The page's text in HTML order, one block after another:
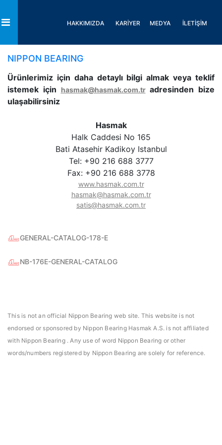
HAKKIMIZDA KARİYER MEDYA İLETİŞİM
NIPPON BEARING
Ürünlerimiz için daha detaylı bilgi almak veya teklif
istemek için
hasmak@hasmak.com.tradresinden bize
ulaşabilirsiniz
Hasmak
Halk Caddesi No 165
Bati Atasehir Kadikoy Istanbul
Tel: +90 216 688 3777
Fax: +90 216 688 3778
www.hasmak.com.tr
hasmak@hasmak.com.tr
satis@hasmak.com.tr
GENERAL-CATALOG-178-E
NB-176E-GENERAL-CATALOG
This is not an official Nippon Bearing web site. This website is not
endorsed or sponsored by Nippon Bearing Hasmak A.S. is not affiliated
with Nippon Bearing . Any use of word Nippon Bearing or other
words/numbers registered by Nippon Bearing are solely for reference.
Daniels Manufacturing Corporation Türkiye
distribütörü seçildi. 02.04.2021
Hasmak, Lester
seçildi. 04.11.2019
Toggle